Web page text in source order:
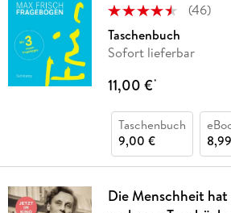
(46)
Taschenbuch
Sofort lieferbar
11,00 €*
Taschenbuch
9,00 €
Die Menschheit